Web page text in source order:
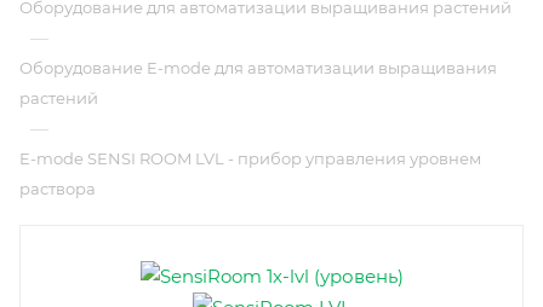
Оборудование для автоматизации выращивания растений
—
Оборудование E-mode для автоматизации выращивания
растений
—
E-mode SENSI ROOM LVL - прибор управления уровнем
раствора